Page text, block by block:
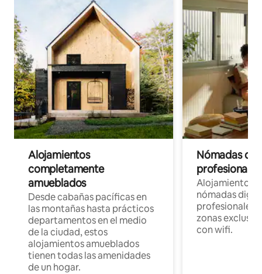
Alojamientos
completamente
amueblados
Desde cabañas pacíficas en
las montañas hasta prácticos
departamentos en el medio
de la ciudad, estos
alojamientos amueblados
tienen todas las amenidades
de un hogar.
Nómadas
Alojamientos
nómadas
profesionales
zonas
con wifi.